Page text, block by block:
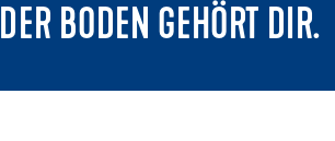
BODEN GEHÖRT DIR.